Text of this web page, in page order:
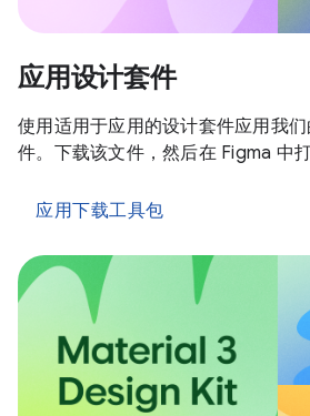
应用设计套件
使用适用于应用的设计套件应用我
件。下载该文件，然后在 Figma 中打
应用下载工具包